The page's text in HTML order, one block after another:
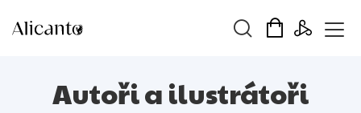
Autoři a ilustrátoři